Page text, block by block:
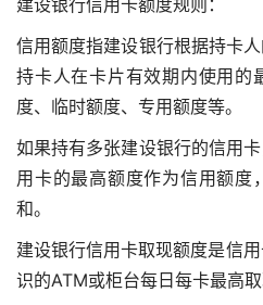
信用额度指建设银行根据持卡
持卡人在卡片有效期内使用的
度、临时额度、专用额度等。
如果持有多张建设银行的信用
用卡的最高额度作为信用额度
和。
建设银行信用卡取现额度是信
识的ATM或柜台每日每卡最高